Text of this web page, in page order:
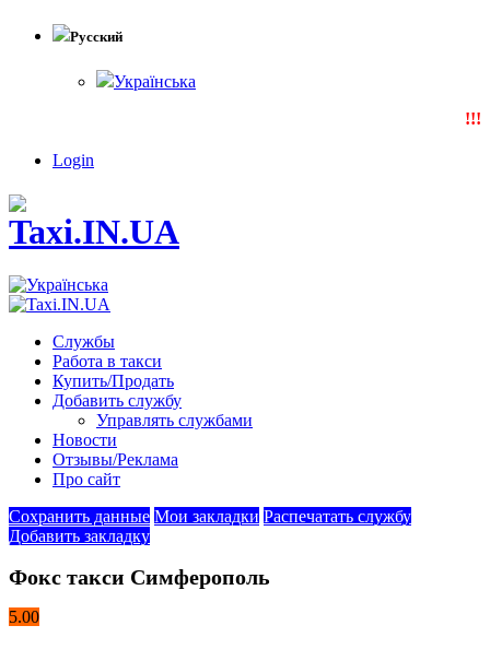
Русский
Українська
Login
Службы
Работа в такси
Купить/Продать
Добавить службу
Управлять службами
Новости
Отзывы/Реклама
Про сайт
Сохранить данные Мои закладки Распечатать службу
Добавить закладку
Фокс такси Симферополь
5.00